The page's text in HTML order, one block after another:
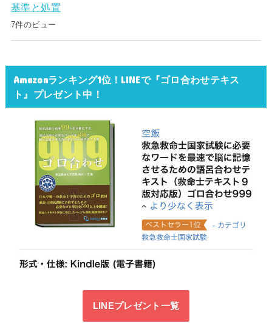
基準と処置
7件のビュー
Amazonランキング1位！LINEで『ゴロ合わせテキス
ト』プレゼント中！
LINEプレゼント一覧